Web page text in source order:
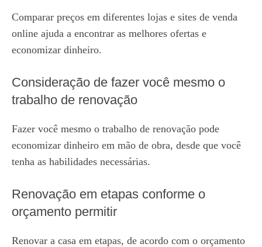
Comparar preços em diferentes lojas e sites de venda
online ajuda a encontrar as melhores ofertas e
economizar dinheiro.
Consideração de fazer você mesmo o
trabalho de renovação
Fazer você mesmo o trabalho de renovação pode
economizar dinheiro em mão de obra, desde que você
tenha as habilidades necessárias.
Renovação em etapas conforme o
orçamento permitir
Renovar a casa em etapas, de acordo com o orçamento